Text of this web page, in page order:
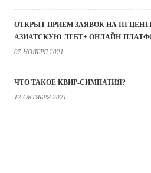
ОТКРЫТ ПРИЕМ ЗАЯВОК НА III
АЗИАТСКУЮ ЛГБТ+ ОНЛАЙН-
07 НОЯБРЯ 2021
ЧТО ТАКОЕ КВИР-СИМПАТИЯ?
12 ОКТЯБРЯ 2021